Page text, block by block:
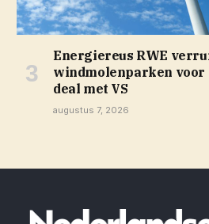
Energiereus RWE
windmolenparken voor
deal met VS
augustus 7, 2026